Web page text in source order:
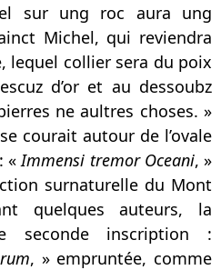
sur ung roc aura ung
Michel, qui reviendra
lequel collier sera du poix
d’or et au dessoubz
ne aultres choses. »
courait autour de l’ovale
« Immensi tremor Oceani, »
surnaturelle du Mont
quelques auteurs, la
seconde inscription :
, » empruntée, comme